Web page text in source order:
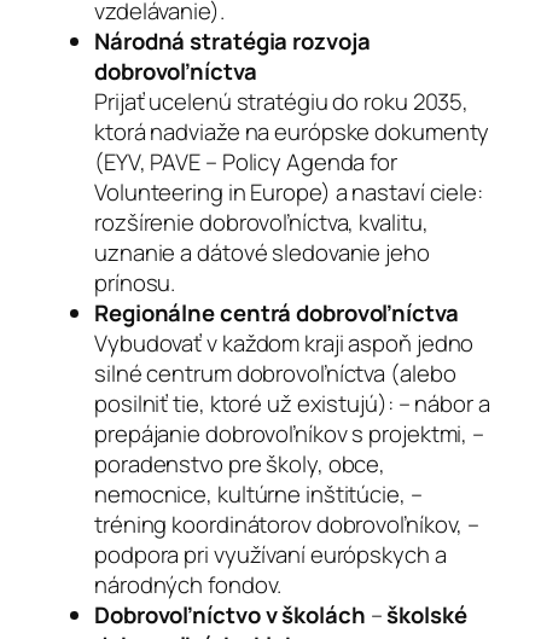
vzdelávanie).
Národná stratégia rozvoja
dobrovoľníctva
Prijať ucelenú stratégiu do roku 2035,
ktorá nadviaže na európske dokumenty
(EYV, PAVE – Policy Agenda for
Volunteering in Europe) a nastaví ciele:
rozšírenie dobrovoľníctva, kvalitu,
uznanie a dátové sledovanie jeho
prínosu.
Regionálne centrá dobrovoľníctva
Vybudovať v každom kraji aspoň jedno
silné centrum dobrovoľníctva (alebo
posilniť tie, ktoré už existujú): – nábor a
prepájanie dobrovoľníkov s projektmi, –
poradenstvo pre školy, obce,
nemocnice, kultúrne inštitúcie, –
tréning koordinátorov dobrovoľníkov, –
podpora pri využívaní európskych a
národných fondov.
Dobrovoľníctvo v školách –školské